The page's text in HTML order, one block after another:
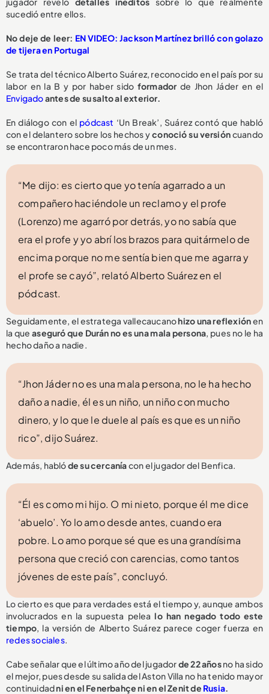
sucedió entre ellos.
No deje de leer: EN VIDEO: Jackson Martínez brilló con golazo
de tijera en Portugal
Se trata del técnico Alberto Suárez, reconocido en el país por su
labor en la B y por haber sido formador de Jhon Jáder en el
Envigadoantes de su salto al exterior.
En diálogo con el pódcast ‘Un Break’, Suárez contó que habló
con el delantero sobre los hechos yconoció su versióncuando
se encontraron hace poco más de un mes.
“Me dijo: es cierto que yo tenía agarrado a un
compañero haciéndole un reclamo y el profe
(Lorenzo) me agarró por detrás, yo no sabía que
era el profe y yo abrí los brazos para quitármelo de
encima porque no me sentía bien que me agarra y
el profe se cayó”, relató Alberto Suárez en el
pódcast.
Seguidamente, el estratega vallecaucanohizo una reflexiónen
la queaseguró que Durán no es una mala persona , pues no le ha
hecho daño a nadie.
“Jhon Jáder no es una mala persona, no le ha hecho
daño a nadie, él es un niño, un niño con mucho
dinero, y lo que le duele al país es que es un niño
rico”, dijo Suárez.
Además, hablóde su cercaníacon el jugador del Benfica.
“Él es como mi hijo. O mi nieto, porque él me dice
‘abuelo’. Yo lo amo desde antes, cuando era
pobre. Lo amo porque sé que es una grandísima
persona que creció con carencias, como tantos
jóvenes de este país”, concluyó.
Lo cierto es que para verdades está el tiempo y, aunque ambos
involucrados en la supuesta pelealo han negado todo este
tiempo , la versión de Alberto Suárez parece coger fuerza en
redes sociales.
Cabe señalar que el último año del jugadorde 22 añosno ha sido
el mejor, pues desde su salida del Aston Villa no ha tenido mayor
continuidadni en el Fenerbahçe ni en el Zenit de Rusia